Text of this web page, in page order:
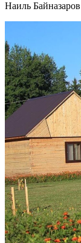
Наиль Байназаров